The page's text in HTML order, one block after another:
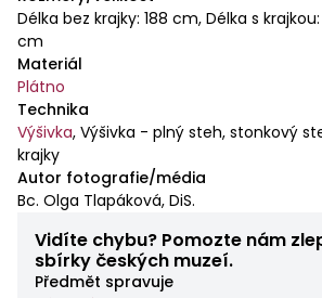
Délka bez krajky: 188 cm, Délka s krajkou:
cm
Materiál
Plátno
Technika
Výšivka, Výšivka - plný steh, stonkový
krajky
Autor fotografie/média
Bc. Olga Tlapáková, DiS.
Vidíte chybu? Pomozte nám
sbírky českých muzeí.
Předmět spravuje